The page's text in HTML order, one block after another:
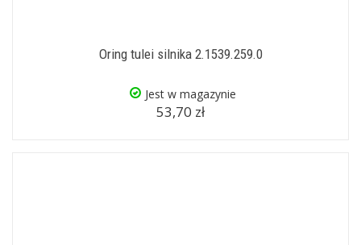
Oring tulei silnika 2.1539.259.0
Jest w magazynie
53,70 zł